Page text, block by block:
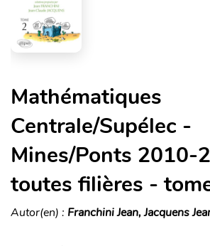
Mathématiques
Centrale/Supélec -
Mines/Ponts 2010-
toutes filières -
Autor(en) : Franchini Jean, Jacquens